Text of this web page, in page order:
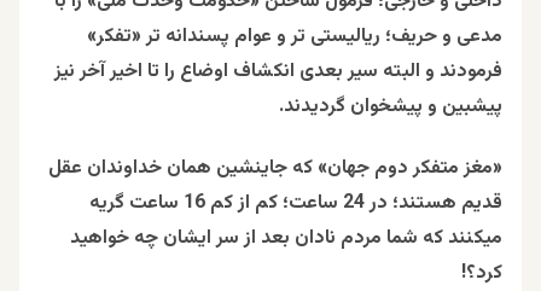
مدعی و حریف؛ ریالیستی تر و عوام پسندانه تر «تفکر»
فرمودند و البته سیر بعدی انکشاف اوضاع را تا اخیر آخر نیز
پیشبین و پیشخوان گردیدند.
«مغز متفکر دوم جهان» که جاینشین همان خداوندان عقل
قدیم هستند؛ در 24 ساعت؛ کم از کم 16 ساعت گریه
میکنند که شما مردم نادان بعد از سر ایشان چه خواهید
کرد؟!